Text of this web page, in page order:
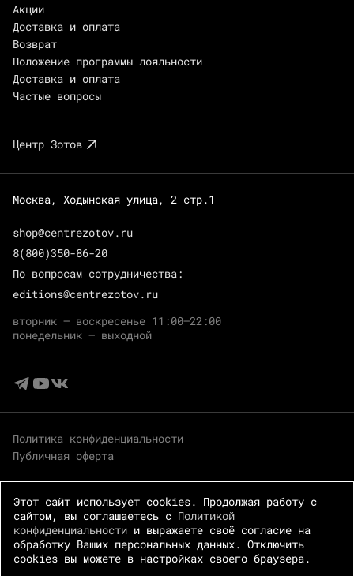
Акции
Доставка и оплата
Возврат
Положение программы лояльности
Доставка и оплата
Частые вопросы
Центр Зотов
Москва, Ходынская улица, 2 стр.1
shop@centrezotov.ru
8(800)350-86-20
По вопросам сотрудничества:
editions@centrezotov.ru
вторник — воскресенье 11:00–22:00
понедельник — выходной
Политика конфиденциальности
Публичная оферта
Этот сайт использует cookies. Продолжая работу с
сайтом, вы соглашаетесь с Политикой
конфиденциальности и выражаете своё согласие на
обработку Ваших персональных данных. Отключить
cookies вы можете в настройках своего браузера.